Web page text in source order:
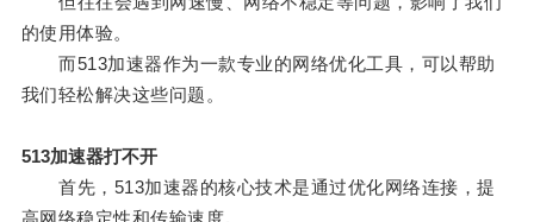
的使用体验。
而513加速器作为一款专业的网络优化工具，可以帮助
我们轻松解决这些问题。
513加速器打不开
首先，513加速器的核心技术是通过优化网络连接，提